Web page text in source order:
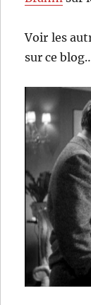
Voir les
sur ce